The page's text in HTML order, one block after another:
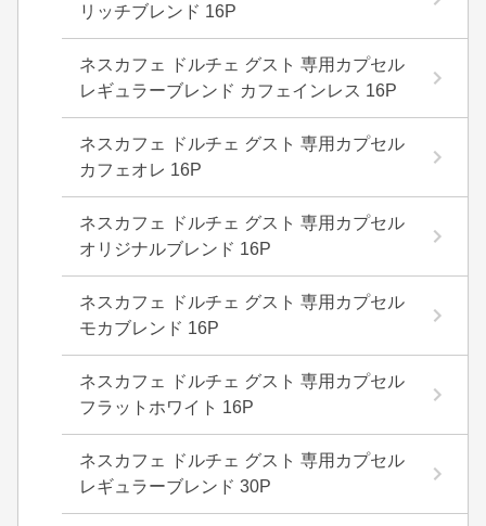
リッチブレンド 16P
ネスカフェ ドルチェ グスト 専用カプセル
レギュラーブレンド カフェインレス 16P
ネスカフェ ドルチェ グスト 専用カプセル
カフェオレ 16P
ネスカフェ ドルチェ グスト 専用カプセル
オリジナルブレンド 16P
ネスカフェ ドルチェ グスト 専用カプセル
モカブレンド 16P
ネスカフェ ドルチェ グスト 専用カプセル
フラットホワイト 16P
ネスカフェ ドルチェ グスト 専用カプセル
レギュラーブレンド 30P